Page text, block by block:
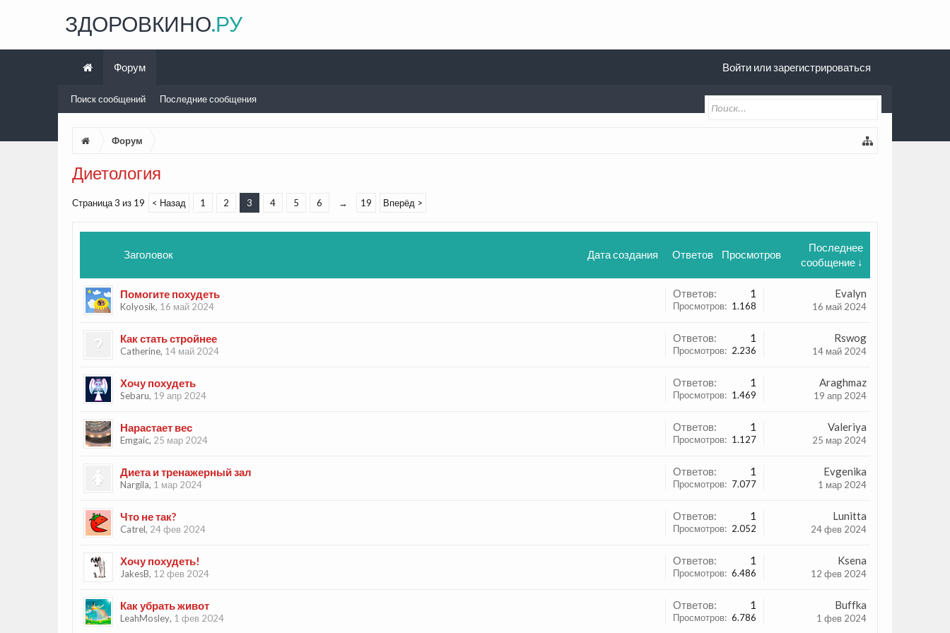
Форум
Диетология
Страница 3 из 19 < Назад 1 2 3 4 5 6 → 19 Вперёд >
Заголовок Дата создания Ответов Просмотров
Последнее
сообщение ↓
Помогите похудеть
Kolyosik, 16 май 2024
Ответов: 1
Просмотров: 1.168
Evalyn
16 май 2024
Как стать стройнее
Catherine, 14 май 2024
Ответов: 1
Просмотров: 2.236
Rswog
14 май 2024
Хочу похудеть
Sebaru, 19 апр 2024
Ответов: 1
Просмотров: 1.469
Araghmaz
19 апр 2024
Нарастает вес
Emgaic, 25 мар 2024
Ответов: 1
Просмотров: 1.127
Valeriya
25 мар 2024
Диета и тренажерный зал
Nargila, 1 мар 2024
Ответов: 1
Просмотров: 7.077
Evgenika
1 мар 2024
Что не так?
Catrel, 24 фев 2024
Ответов: 1
Просмотров: 2.052
Lunitta
24 фев 2024
Хочу похудеть!
JakesB, 12 фев 2024
Ответов: 1
Просмотров: 6.486
Ksena
12 фев 2024
Как убрать живот
LeahMosley, 1 фев 2024
Ответов: 1
Просмотров: 6.786
Buffka
1 фев 2024
ЗДОРОВКИНО.РУ
Форум
Поиск сообщений Последние сообщения
Войти или зарегистрироваться